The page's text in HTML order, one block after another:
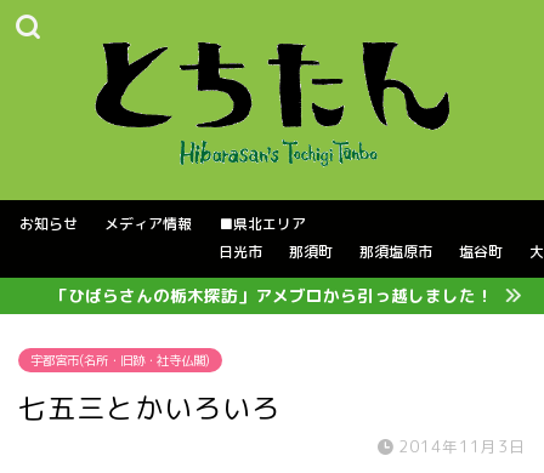
お知らせ メディア情報
■県北エリア
日光市
那須町 那須塩原市 塩谷町
「ひばらさんの栃木探訪」アメブロから引っ越しました！
宇都宮市(名所・旧跡・社寺仏閣)
七五三とかいろいろ
2014年11月3日